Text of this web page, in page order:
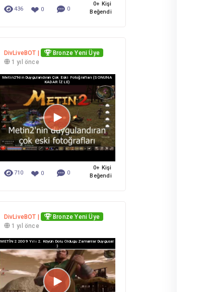
436 ❤ 0 0
0+ Kişi
Beğendi
DivLiveBOT |
Bronze Yeni Üye
1 yıl önce
Metin2'nin Duygulandıran Çok Eski Fotoğrafları (SONUNA
KADAR İZLE)
710 ❤ 0 0
0+ Kişi
Beğendi
DivLiveBOT |
Bronze Yeni Üye
1 yıl önce
METİN2 2009 Yılı 2. Köyün Dolu Oldugu Zamanlar Duygusal
:)